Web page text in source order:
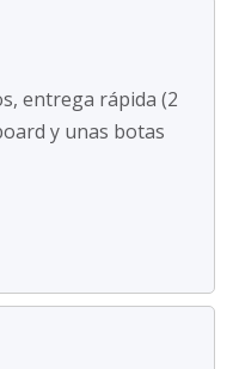
entrega rápida (2
y unas botas